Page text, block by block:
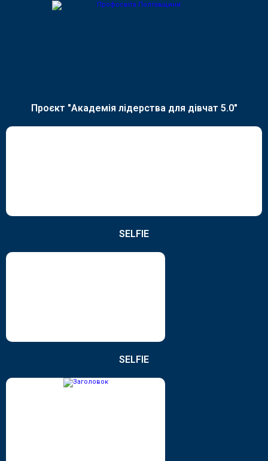
Проєкт "Академія лідерства для дівчат 5.0"
SELFIE
SELFIE